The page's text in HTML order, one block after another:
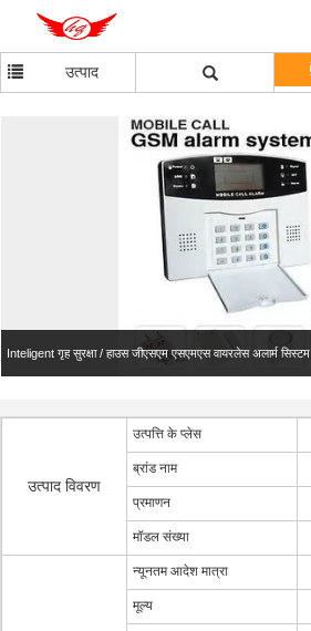
उत्पाद
Inteligent गृह सुरक्षा / हाउस जीएसएम एसएमएस वायरलेस अलार्म सिस्टम
उत्पाद विवरण
उत्पत्ति के प्लेस
ब्रांड नाम
प्रमाणन
मॉडल संख्या
न्यूनतम आदेश मात्रा
मूल्य